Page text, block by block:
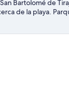
Bartolomé de
de la playa.
interés famoso y la
te pierdas Centro